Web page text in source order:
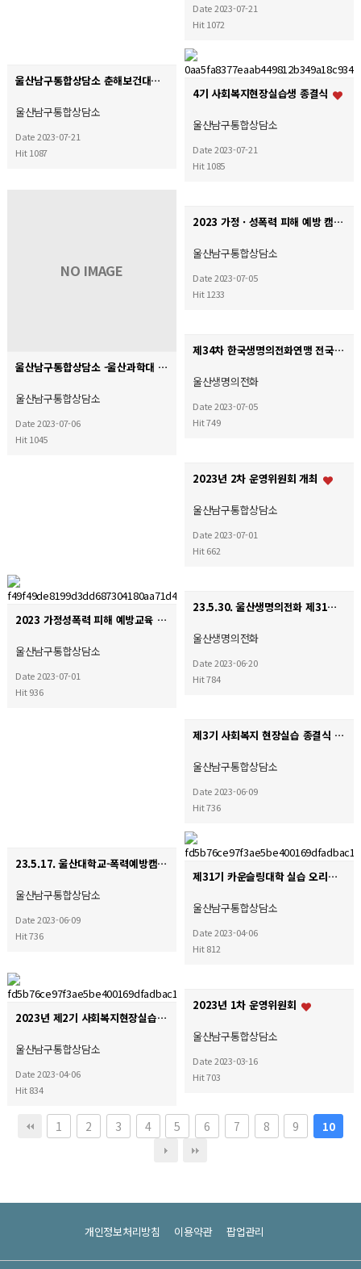
Date 2023-07-21
Hit 1072
울산남구통합상담소 춘해보건대학 업무협약체결
울산남구통합상담소
Date 2023-07-21
Hit 1087
4기 사회복지현장실습생 종결식
울산남구통합상담소
Date 2023-07-21
Hit 1085
NO IMAGE
울산남구통합상담소 -울산과학대 폭력예방교육 지원체계 구축 관련 업무협약 체결
울산남구통합상담소
Date 2023-07-06
Hit 1045
2023 가정 · 성폭력 피해 예방 캠페인 진행
울산남구통합상담소
Date 2023-07-05
Hit 1233
제34차 한국생명의전화연맹 전국대회
울산생명의전화
Date 2023-07-05
Hit 749
2023년 2차 운영위원회 개최
울산남구통합상담소
Date 2023-07-01
Hit 662
2023 가정성폭력 피해 예방교육 '평화의 종소리' 심화교육
울산남구통합상담소
Date 2023-07-01
Hit 936
23.5.30. 울산생명의전화 제31기 카운슬링대학 수료식
울산생명의전화
Date 2023-06-20
Hit 784
제3기 사회복지 현장실습 종결식
울산남구통합상담소
Date 2023-06-09
Hit 736
23.5.17. 울산대학교-폭력예방캠페인
울산남구통합상담소
Date 2023-06-09
Hit 736
제31기 카운슬링대학 실습 오리엔테이션
울산남구통합상담소
Date 2023-04-06
Hit 812
2023년 제2기 사회복지현장실습 종결실
울산남구통합상담소
Date 2023-04-06
Hit 834
2023년 1차 운영위원회
울산남구통합상담소
Date 2023-03-16
Hit 703
1 2 3 4 5 6 7 8 9 10
개인정보처리방침 이용약관 팝업관리